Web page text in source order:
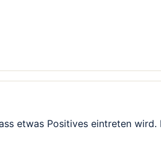
etwas Positives eintreten wird.